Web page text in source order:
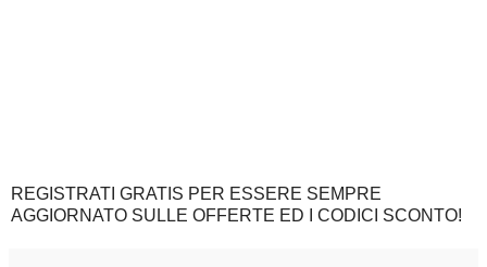
REGISTRATI GRATIS PER ESSERE SEMPRE
AGGIORNATO SULLE OFFERTE ED I CODICI SCONTO!